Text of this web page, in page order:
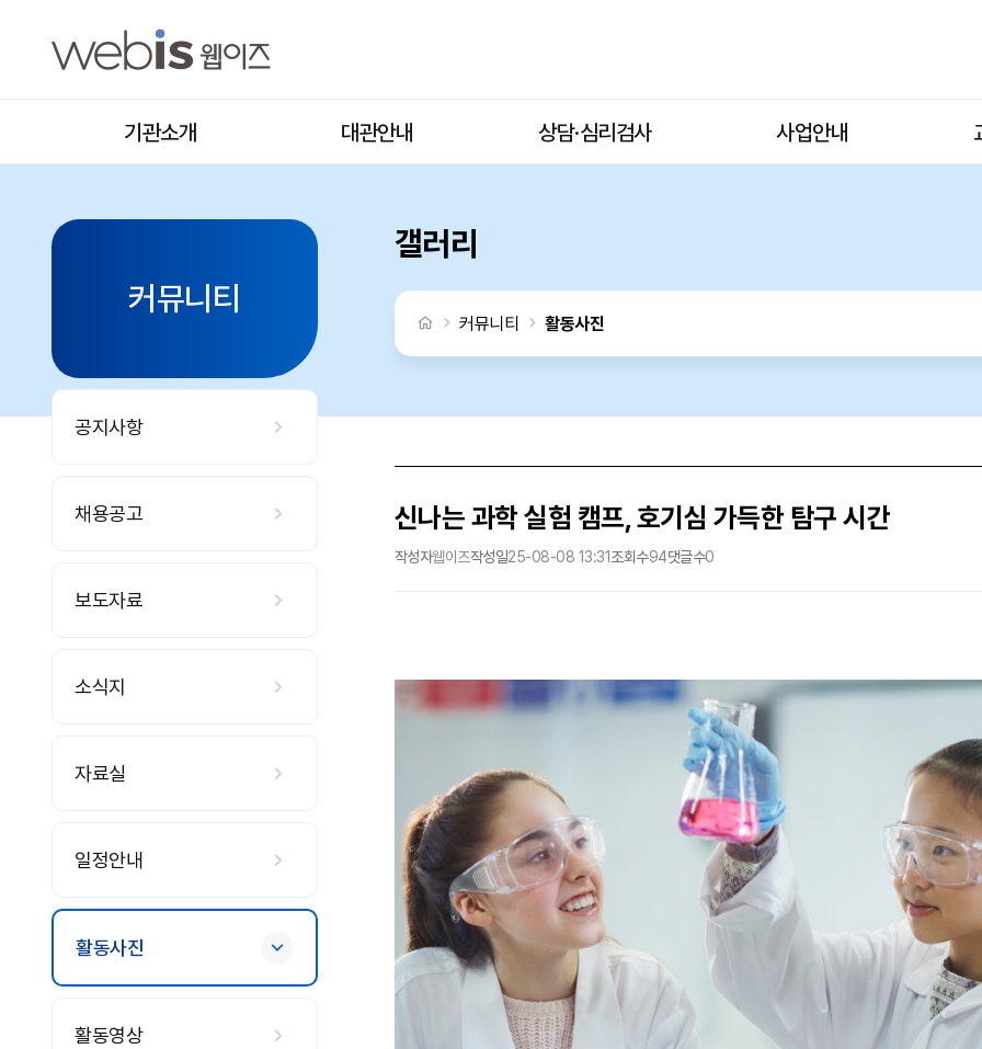
기관소개 대관안내 상담·심리검사 사업안내
갤러리
처음으로
커뮤니티 활동사진
신나는 과학 실험 캠프, 호기심 가득한 탐구 시간
작성자웹이즈작성일25-08-08 13:31조회수94댓글수0
커뮤니티
공지사항
채용공고
보도자료
소식지
자료실
일정안내
활동사진
활동영상